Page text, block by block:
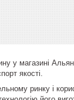
у магазині
якості.
ринку і